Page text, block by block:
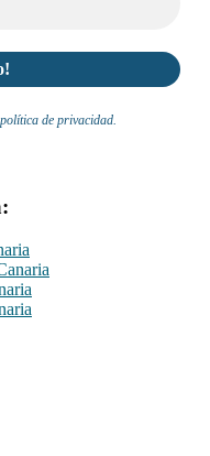
de privacidad.